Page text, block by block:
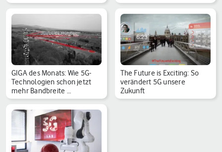
GIGA des Monats: Wie 5G-
Technologien schon jetzt
mehr Bandbreite …
The Future is Exciting: So
verändert 5G unsere
Zukunft